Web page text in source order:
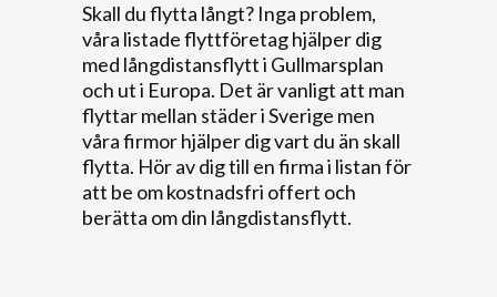
Skall du flytta långt? Inga problem,
våra listade flyttföretag hjälper dig
med långdistansflytt i Gullmarsplan
och ut i Europa. Det är vanligt att man
flyttar mellan städer i Sverige men
våra firmor hjälper dig vart du än skall
flytta. Hör av dig till en firma i listan för
att be om kostnadsfri offert och
berätta om din långdistansflytt.